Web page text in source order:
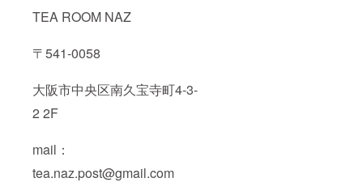
TEA ROOM NAZ
〒541-0058
大阪市中央区南久宝寺町4-3-
2 2F
mail：
tea.naz.post@gmail.com